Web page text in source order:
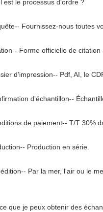
est le processus d'ordre ?
Fournissez-nous toutes
Forme officielle de
d'impression-- Pdf, AI, le
d'échantillon--
de paiement-- T/T 30%
Production en série.
Par la mer, l'air ou le
que je peux obtenir des